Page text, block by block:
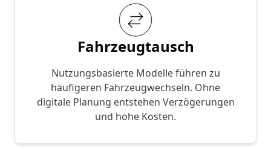
Fahrzeugtausch
Nutzungsbasierte Modelle führen zu
häufigeren Fahrzeugwechseln. Ohne
digitale Planung entstehen Verzögerungen
und hohe Kosten.